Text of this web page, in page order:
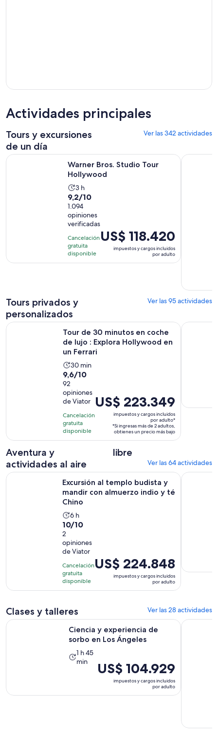
Actividades principales
Tours y excursiones
de un día
Ver las 342 actividades
Warner Bros. Studio Tour
Hollywood
La
actividad
dura
3
horas
3 h
9.2
de
10
con
1094
opiniones
9,2/10
1.094
opiniones
verificadas
Cancelación
gratuita
disponible
El
precio
de
US$ 118.420
impuestos y cargos incluidos
por adulto
Warner Bros. Studio Tour Hollywood Se abrirá en una
¡Vistas
Tours privados y
personalizados
Ver las 95 actividades
Tour de 30 minutos en coche
de lujo : Explora Hollywood en
un Ferrari
La
actividad
30
minutos
30 min
9.6
de
10
con
92
opiniones
9,6/10
92
opiniones
de Viator
Cancelación
gratuita
disponible
El
precio
es
US$ 223.349.
US$ 223.349
impuestos y cargos incluidos
por adulto*
*Si ingresas más de 2 adultos,
obtienes un precio más bajo
Tour de 30 minutos en coche de lujo : Explora Hollywood
Tour a
Aventura y
actividades al aire
libre
Ver las 64 actividades
Excursión al templo budista y
mandir con almuerzo indio y té
Chino
La
actividad
6
horas
6 h
10.0
de
10
con
2
opiniones
10/10
2
opiniones
de Viator
Cancelación
gratuita
disponible
El
precio
de
adulto
US$ 224.848
impuestos y cargos incluidos
por adulto
Excursión al templo budista y mandir con almuerzo indio y
Clases y talleres Ver las 28 actividades
Ciencia y experiencia de
sorbo en Los Ángeles
La
actividad
hora
1 h 45
min
El
precio
de
US$ 104.929
impuestos y cargos incluidos
por adulto
Ciencia y experiencia de sorbo en Los Ángeles Se abrirá en
Taller de